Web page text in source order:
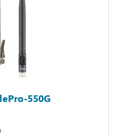
550G